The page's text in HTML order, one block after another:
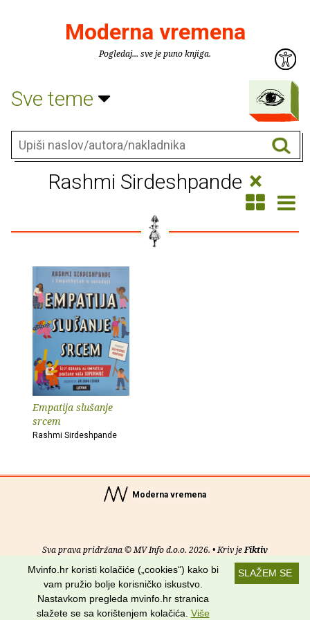
Moderna vremena
Pogledaj... sve je puno knjiga.
Sve teme
Rashmi Sirdeshpande ×
Empatija slušanje
srcem
Rashmi Sirdeshpande
Moderna vremena
Sva prava pridržana © MV Info d.o.o. 2026. • Kriv jeFiktiv
Uvjeti korištenja RSS kanali
Potraži nas na:
SLAŽEM SE
Mvinfo.hr koristi kolačiće („cookies“) kako bi
vam pružio bolje korisničko iskustvo.
Nastavkom pregleda mvinfo.hr stranica
slažete se sa korištenjem kolačića. Više